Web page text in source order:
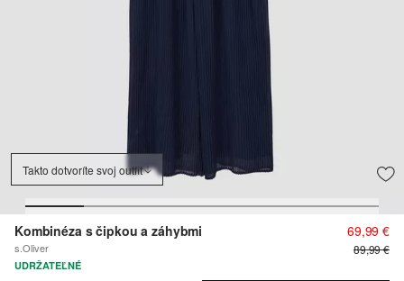
Takto dotvoríte svoj outfit
Kombinéza s čipkou a záhybmi
s.Oliver
69,99 €
89,99 €
UDRŽATEĽNÉ